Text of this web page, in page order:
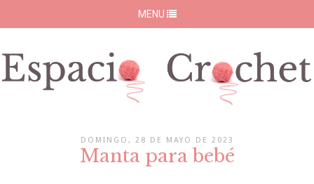
MENU
DOMINGO, 28 DE MAYO DE 2023
Manta para bebé